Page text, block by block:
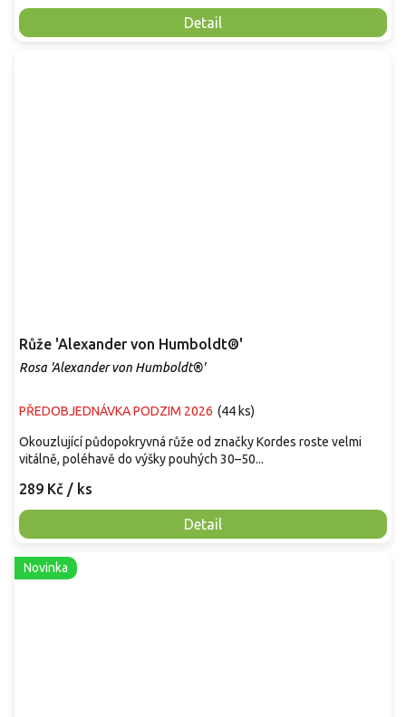
Detail
Růže 'Alexander von Humboldt®'
Rosa 'Alexander von Humboldt®'
PŘEDOBJEDNÁVKA PODZIM 2026 (44 ks)
289 Kč / ks
Detail
Okouzlující půdopokryvná růže od značky Kordes roste velmi
vitálně, poléhavě do výšky pouhých 30–50...
Novinka